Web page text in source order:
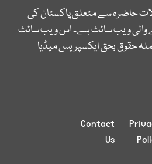
حاضرہ سے متعلق پاکستان کی
والی ویب سائٹ ہے۔ اس ویب سائٹ
حقوق بحق ایکسپریس میڈیا
Contact
Us